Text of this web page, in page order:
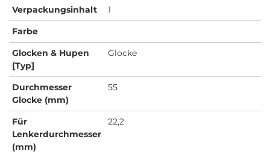
Verpackungsinhalt
1
Farbe
Glocken & Hupen
[Typ]
Glocke
Durchmesser
Glocke (mm)
55
Für
Lenkerdurchmesser
(mm)
22,2